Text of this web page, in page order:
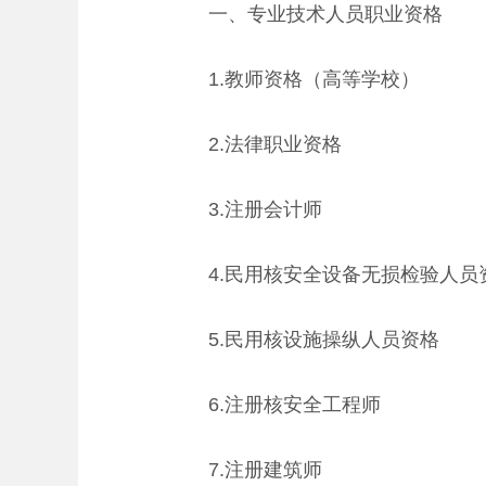
一、专业技术人员职业资格
1.教师资格（高等学校）
2.法律职业资格
3.注册会计师
4.民用核安全设备无损检验人员
5.民用核设施操纵人员资格
6.注册核安全工程师
7.注册建筑师